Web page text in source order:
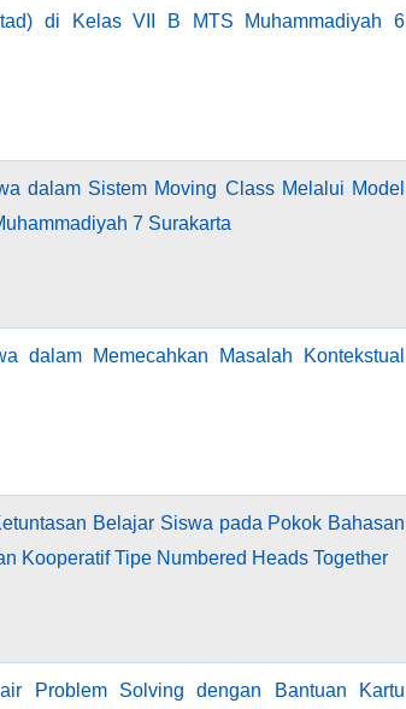
di Kelas VII B MTS Muhammadiyah 6
dalam Sistem Moving Class Melalui Model
7 Surakarta
dalam Memecahkan Masalah Kontekstual
Belajar Siswa pada Pokok Bahasan
Kooperatif Tipe Numbered Heads Together
Problem Solving dengan Bantuan Kartu